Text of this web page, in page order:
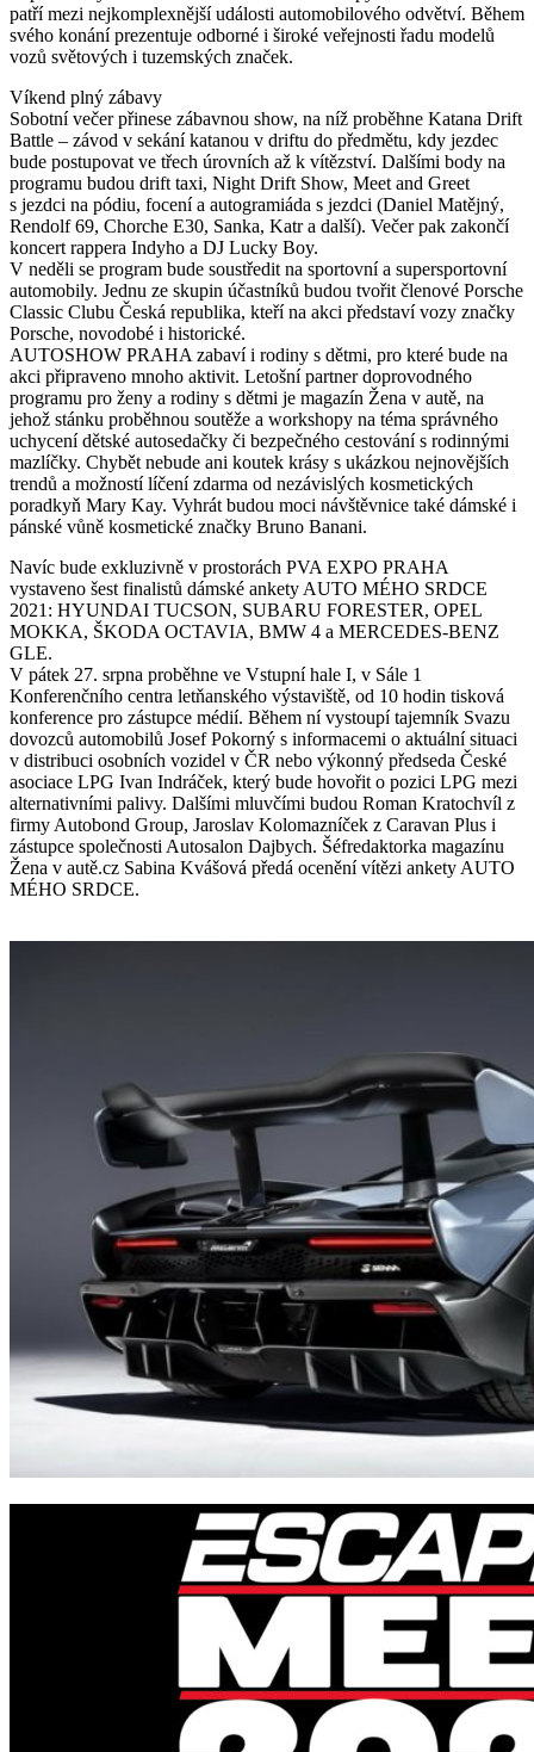
patří mezi nejkomplexnější události automobilového odvětví. Během
svého konání prezentuje odborné i široké veřejnosti řadu modelů
vozů světových i tuzemských značek.
Víkend plný zábavy
Sobotní večer přinese zábavnou show, na níž proběhne Katana Drift
Battle – závod v sekání katanou v driftu do předmětu, kdy jezdec
bude postupovat ve třech úrovních až k vítězství. Dalšími body na
programu budou drift taxi, Night Drift Show, Meet and Greet
s jezdci na pódiu, focení a autogramiáda s jezdci (Daniel Matějný,
Rendolf 69, Chorche E30, Sanka, Katr a další). Večer pak zakončí
koncert rappera Indyho a DJ Lucky Boy.
V neděli se program bude soustředit na sportovní a supersportovní
automobily. Jednu ze skupin účastníků budou tvořit členové Porsche
Classic Clubu Česká republika, kteří na akci představí vozy značky
Porsche, novodobé i historické.
AUTOSHOW PRAHA zabaví i rodiny s dětmi, pro které bude na
akci připraveno mnoho aktivit. Letošní partner doprovodného
programu pro ženy a rodiny s dětmi je magazín Žena v autě, na
jehož stánku proběhnou soutěže a workshopy na téma správného
uchycení dětské autosedačky či bezpečného cestování s rodinnými
mazlíčky. Chybět nebude ani koutek krásy s ukázkou nejnovějších
trendů a možností líčení zdarma od nezávislých kosmetických
poradkyň Mary Kay. Vyhrát budou moci návštěvnice také dámské i
pánské vůně kosmetické značky Bruno Banani.
Navíc bude exkluzivně v prostorách PVA EXPO PRAHA
vystaveno šest finalistů dámské ankety AUTO MÉHO SRDCE
2021: HYUNDAI TUCSON, SUBARU FORESTER, OPEL
MOKKA, ŠKODA OCTAVIA, BMW 4 a MERCEDES-BENZ
GLE.
V pátek 27. srpna proběhne ve Vstupní hale I, v Sále 1
Konferenčního centra letňanského výstaviště, od 10 hodin tisková
konference pro zástupce médií. Během ní vystoupí tajemník Svazu
dovozců automobilů Josef Pokorný s informacemi o aktuální situaci
v distribuci osobních vozidel v ČR nebo výkonný předseda České
asociace LPG Ivan Indráček, který bude hovořit o pozici LPG mezi
alternativními palivy. Dalšími mluvčími budou Roman Kratochvíl z
firmy Autobond Group, Jaroslav Kolomazníček z Caravan Plus i
zástupce společnosti Autosalon Dajbych. Šéfredaktorka magazínu
Žena v autě.cz Sabina Kvášová předá ocenění vítězi ankety AUTO
MÉHO SRDCE.